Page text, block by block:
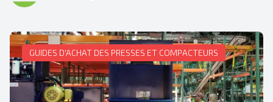
GUIDES D'ACHAT DES PRESSES ET COMPACTEURS